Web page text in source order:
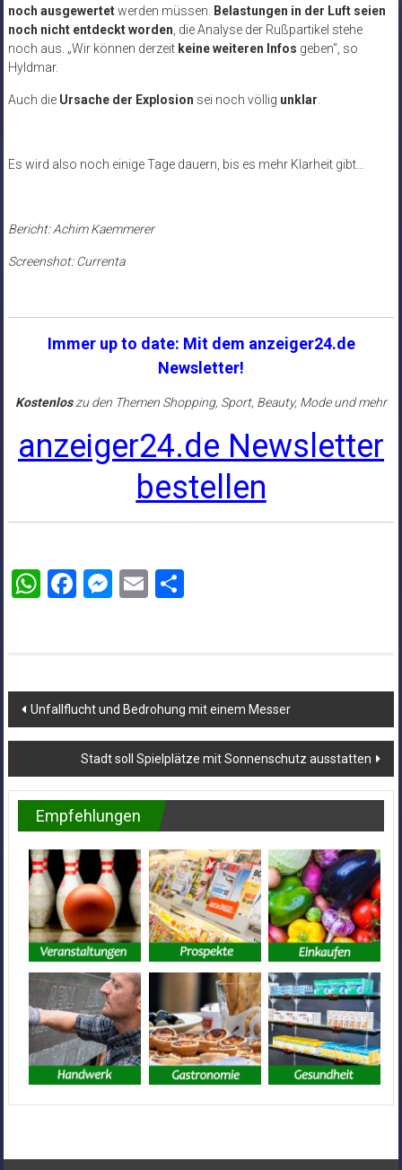
noch ausgewertetwerden müssen. Belastungen in der Luft seien
noch nicht entdeckt worden , die Analyse der Rußpartikel stehe
noch aus. „Wir können derzeit keine weiteren Infos geben“, so
Hyldmar.
Auch die Ursache der Explosion sei noch völlig unklar
Es wird also noch einige Tage dauern, bis es mehr Klarheit gibt…
Bericht: Achim Kaemmerer
Screenshot: Currenta
Immer up to date: Mit dem anzeiger24.de
Newsletter!
Kostenloszu den Themen Shopping, Sport, Beauty, Mode und mehr
anzeiger24.de Newsletter
bestellen
WhatsApp
Facebook
Messenger
EmailTeilen
Beitragsnavigation
Unfallflucht und Bedrohung mit einem Messer
Stadt soll Spielplätze mit Sonnenschutz ausstatten
Empfehlungen